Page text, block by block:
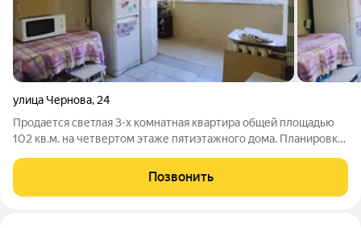
улица Чернова, 24
Продается светлая 3-х комнатная квартира общей площадью
102 кв.м. на четвертом этаже пятиэтажного дома. Планировка
кухни (10 кв.м), раздельного санузла, двух просторных
застекленных лоджий. В
Позвонить